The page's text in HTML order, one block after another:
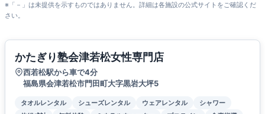
※「－」は未提供を示すものではありません。詳細は各施設の公式サイトをご確認くだ
さい。
かたぎり塾会津若松女性専門店
西若松駅から車で4分
福島県会津若松市門田町大字黒岩大坪5
タオルレンタル シューズレンタル ウェアレンタル
シャワー